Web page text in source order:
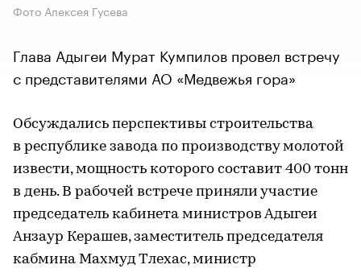
Фото Алексея Гусева
Глава Адыгеи Мурат Кумпилов провел встречу
с представителями АО «Медвежья гора»
Обсуждались перспективы строительства
в республике завода по производству молотой
извести, мощность которого составит 400 тонн
в день. В рабочей встрече приняли участие
председатель кабинета министров Адыгеи
Анзаур Керашев, заместитель председателя
кабмина Махмуд Тлехас, министр